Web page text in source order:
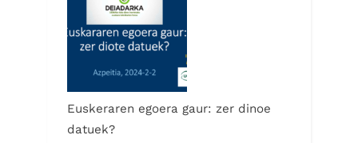
Euskeraren egoera gaur: zer dinoe
datuek?